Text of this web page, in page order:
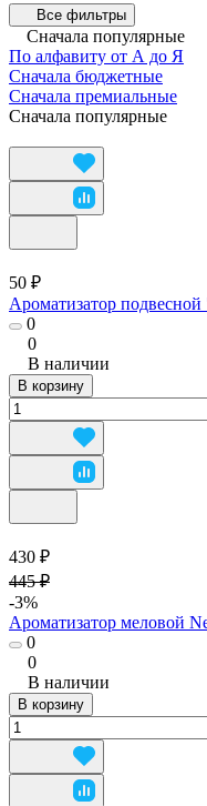
Все фильтры
Сначала популярные
По алфавиту от А до Я
Сначала бюджетные
Сначала премиальные
Сначала популярные
50 ₽
Ароматизатор
0
0
В наличии
В корзину
430 ₽
445 ₽
-3%
Ароматизатор меловой
0
0
В наличии
В корзину